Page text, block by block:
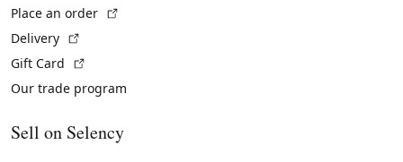
Place an order
Delivery
Gift Card
Our trade program
Sell on Selency